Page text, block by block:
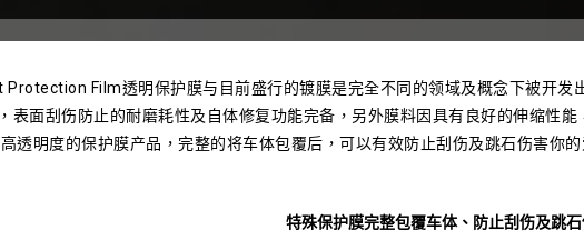
Protection Film透明保护膜与目前盛行的镀膜是完全不同的领域及概念下被开发
表面刮伤防止的耐磨耗性及自体修复功能完备，另外膜料因具有良好的伸缩性
透明度的保护膜产品，完整的将车体包覆后，可以有效防止刮伤及跳石伤害你的
特殊保护膜完整包覆车体、防止刮伤及跳